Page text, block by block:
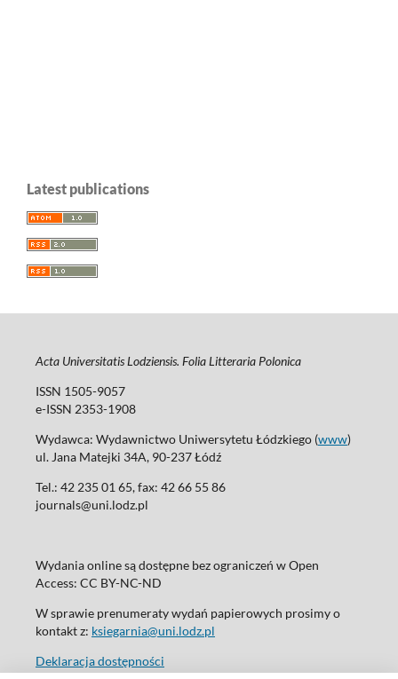
Latest publications
Acta Universitatis Lodziensis. Folia Litteraria Polonica
ISSN 1505-9057
e-ISSN 2353-1908
Wydawca: Wydawnictwo Uniwersytetu Łódzkiego (www)
ul. Jana Matejki 34A, 90-237 Łódź
Tel.: 42 235 01 65, fax: 42 66 55 86
journals@uni.lodz.pl
Wydania online są dostępne bez ograniczeń w Open
Access: CC BY-NC-ND
W sprawie prenumeraty wydań papierowych prosimy o
kontakt z: ksiegarnia@uni.lodz.pl
Deklaracja dostępności